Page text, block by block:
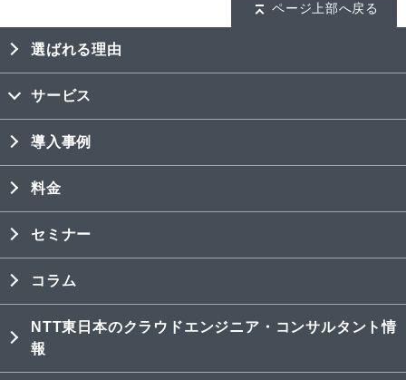
ページ上部へ戻る
選ばれる理由
サービス
導入事例
料金
セミナー
コラム
NTT東日本のクラウドエンジニア・コンサルタント情
報